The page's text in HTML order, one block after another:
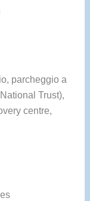
parcheggio a
Trust),
centre,